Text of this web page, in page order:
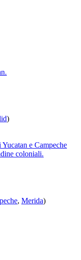
)
e Campeche
coloniali.
, Merida)